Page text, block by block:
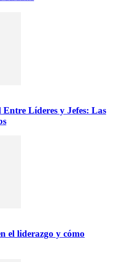
Líderes y Jefes: Las
el liderazgo y cómo